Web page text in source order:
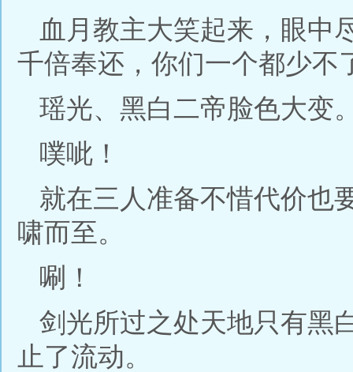
血月教主大笑起来，眼中
千倍奉还，你们一个都少不
瑶光、黑白二帝脸色大变
噗呲！
就在三人准备不惜代价也
啸而至。
唰！
剑光所过之处天地只有黑
止了流动。